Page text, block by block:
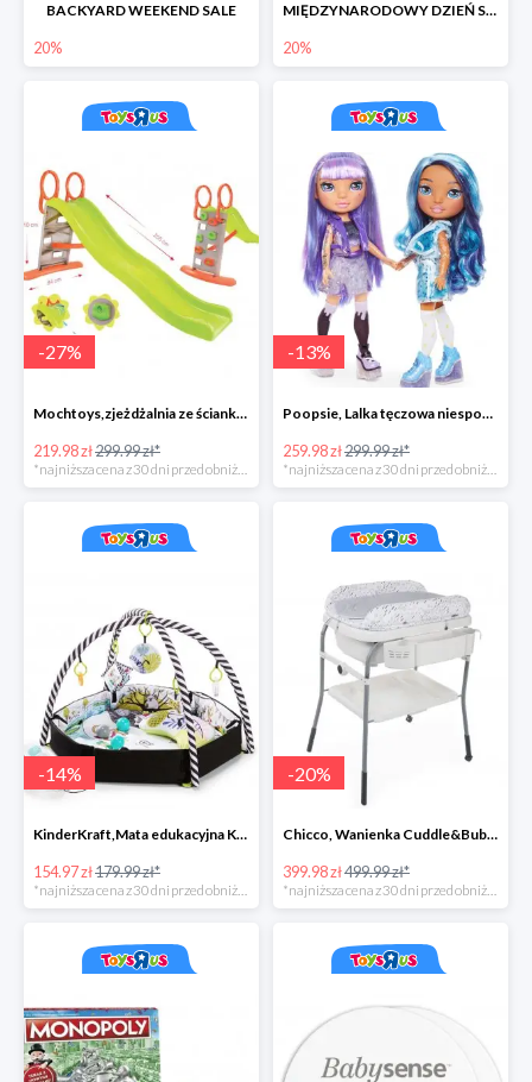
BACKYARD WEEKEND SALE
20%
MIĘDZYNARODOWY DZIEŃ STAR WARS
20%
-27%
Mochtoys,zjeżdżalnia ze ścianką wspinaczkową
219.98 zł299.99 zł*
*najniższa cena z 30 dni przed obniżką
-13%
Poopsie, Lalka tęczowa niespodzianka
259.98 zł299.99 zł*
*najniższa cena z 30 dni przed obniżką
-14%
KinderKraft,Mata edukacyjna KKraft SmartPlay
154.97 zł179.99 zł*
*najniższa cena z 30 dni przed obniżką
-20%
Chicco, Wanienka Cuddle&Bubble z przewijakiem
399.98 zł499.99 zł*
*najniższa cena z 30 dni przed obniżką